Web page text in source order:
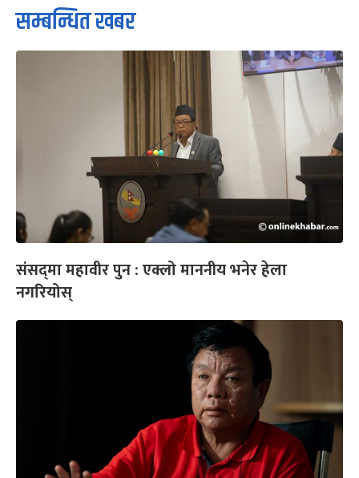
सम्बन्धित खबर
संसद्‍मा महावीर पुन : एक्लो माननीय भनेर हेला
नगरियोस्